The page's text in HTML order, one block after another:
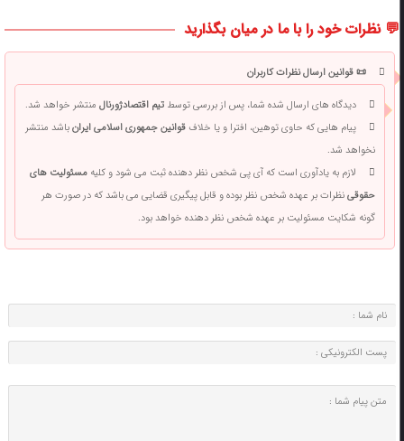
💬 نظرات خود را با ما در میان بگذارید
📜 قوانین ارسال نظرات کاربران
دیدگاه های ارسال شده شما، پس از بررسی توسطتیم اقتصادژورنالمنتشر خواهد شد.
پیام هایی که حاوی توهین، افترا و یا خلافقوانین جمهوری اسلامی ایرانباشد منتشر
نخواهد شد.
لازم به یادآوری است که آی پی شخص نظر دهنده ثبت می شود و کلیهمسئولیت های
حقوقینظرات بر عهده شخص نظر بوده و قابل پیگیری قضایی می باشد که در صورت هر
گونه شکایت مسئولیت بر عهده شخص نظر دهنده خواهد بود.